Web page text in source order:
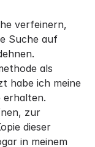
verfeinern,
Suche auf
als
habe ich meine
erhalten.
zur
dieser
in meinem